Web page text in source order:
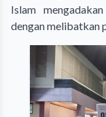
Islam
dengan melibatkan